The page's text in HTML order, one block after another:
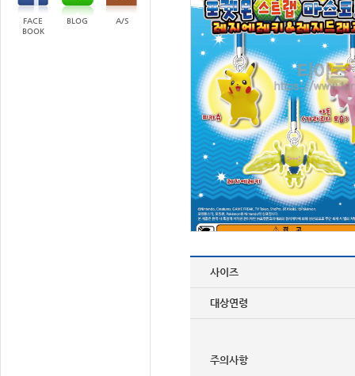
FACE
BOOK
BLOG A/S
사이즈
대상연령
주의사항